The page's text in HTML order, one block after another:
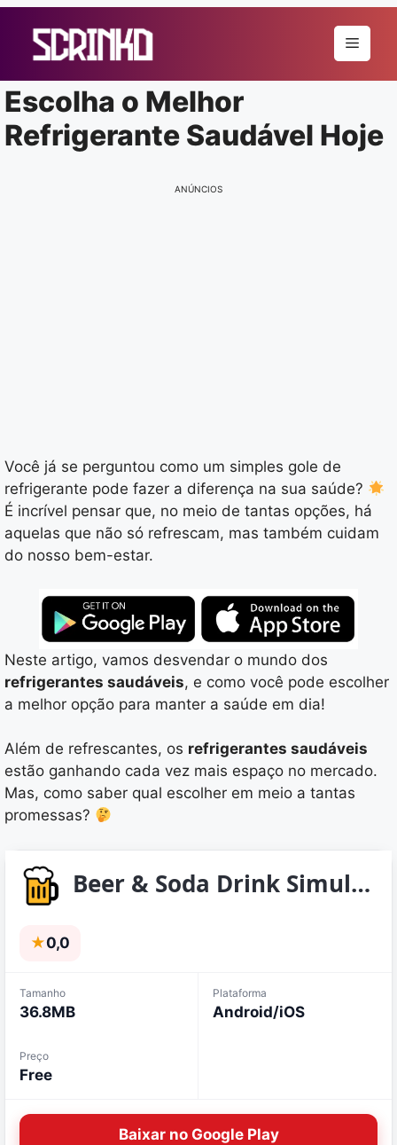
conteúdo
Menu
Escolha o Melhor
Refrigerante Saudável Hoje
ANÚNCIOS
Você já se perguntou como um simples gole de
refrigerante pode fazer a diferença na sua saúde?
É incrível pensar que, no meio de tantas opções, há
aquelas que não só refrescam, mas também cuidam
do nosso bem-estar.
Neste artigo, vamos desvendar o mundo dos
refrigerantes saudáveis, e como você pode escolher
a melhor opção para manter a saúde em dia!
Além de refrescantes, os refrigerantes saudáveis
estão ganhando cada vez mais espaço no mercado.
Mas, como saber qual escolher em meio a tantas
promessas?
Beer & Soda Drink Simulator
★0,0
Tamanho
36.8MB
Plataforma
Android/iOS
Preço
Free
Baixar no Google Play